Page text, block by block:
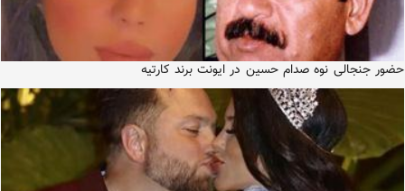
حضور جنجالی نوه صدام حسین در ایونت برند کارتیه